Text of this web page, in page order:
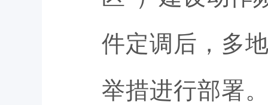
件定调后，多
举措进行部署